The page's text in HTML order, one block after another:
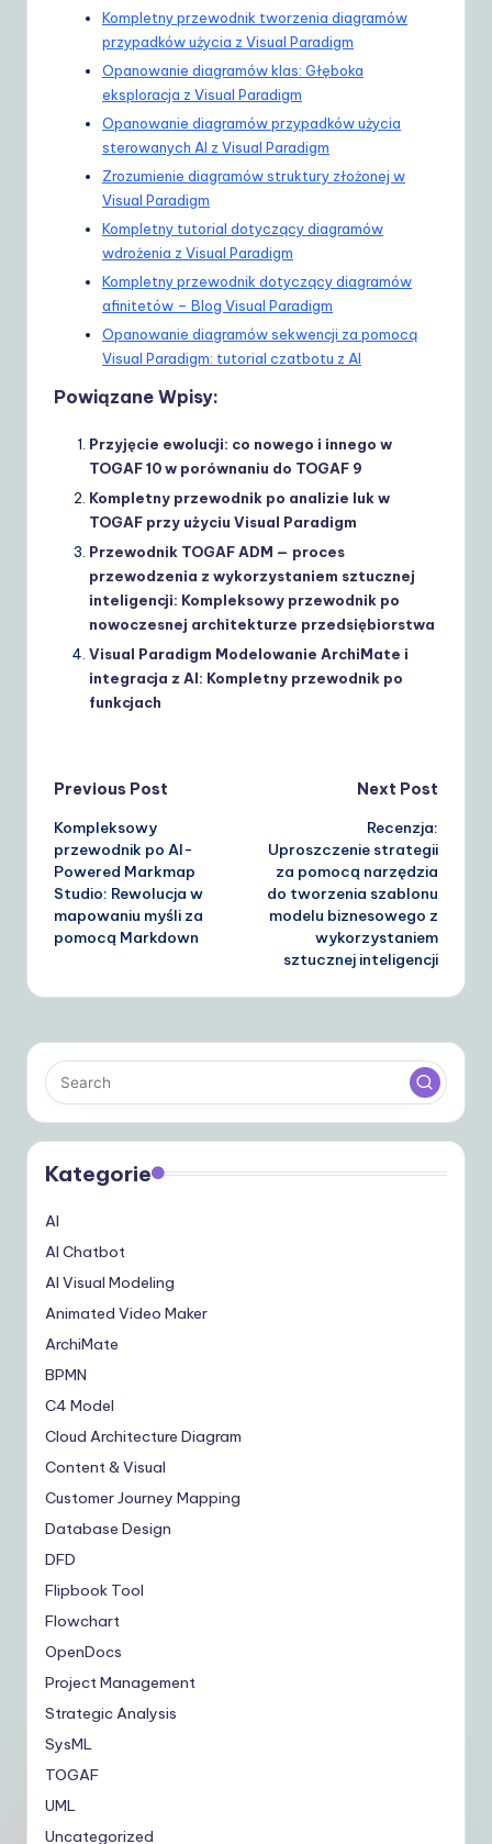
Kompletny przewodnik tworzenia diagramów
przypadków użycia z Visual Paradigm
Opanowanie diagramów klas: Głęboka
eksploracja z Visual Paradigm
Opanowanie diagramów przypadków użycia
sterowanych AI z Visual Paradigm
Zrozumienie diagramów struktury złożonej w
Visual Paradigm
Kompletny tutorial dotyczący diagramów
wdrożenia z Visual Paradigm
Kompletny przewodnik dotyczący diagramów
afinitetów – Blog Visual Paradigm
Opanowanie diagramów sekwencji za pomocą
Visual Paradigm: tutorial czatbotu z AI
Powiązane Wpisy:
Przyjęcie ewolucji: co nowego i innego w
TOGAF 10 w porównaniu do TOGAF 9
Kompletny przewodnik po analizie luk w
TOGAF przy użyciu Visual Paradigm
Przewodnik TOGAF ADM — proces
przewodzenia z wykorzystaniem sztucznej
inteligencji: Kompleksowy przewodnik po
nowoczesnej architekturze przedsiębiorstwa
Visual Paradigm Modelowanie ArchiMate i
integracja z AI: Kompletny przewodnik po
funkcjach
Post
navigation
Previous Post
Kompleksowy
przewodnik po AI-
Powered Markmap
Studio: Rewolucja w
mapowaniu myśli za
pomocą Markdown
Next Post
Recenzja:
Uproszczenie strategii
za pomocą narzędzia
do tworzenia szablonu
modelu biznesowego z
wykorzystaniem
sztucznej inteligencji
Kategorie
AI
AI Chatbot
AI Visual Modeling
Animated Video Maker
ArchiMate
BPMN
C4 Model
Cloud Architecture Diagram
Content & Visual
Customer Journey Mapping
Database Design
DFD
Flipbook Tool
Flowchart
OpenDocs
Project Management
Strategic Analysis
SysML
TOGAF
UML
Uncategorized